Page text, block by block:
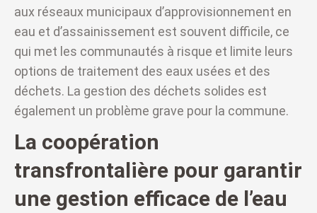
aux réseaux municipaux d’approvisionnement en
eau et d’assainissement est souvent difficile, ce
qui met les communautés à risque et limite leurs
options de traitement des eaux usées et des
déchets. La gestion des déchets solides est
également un problème grave pour la commune.
La coopération
transfrontalière pour garantir
une gestion efficace de l’eau